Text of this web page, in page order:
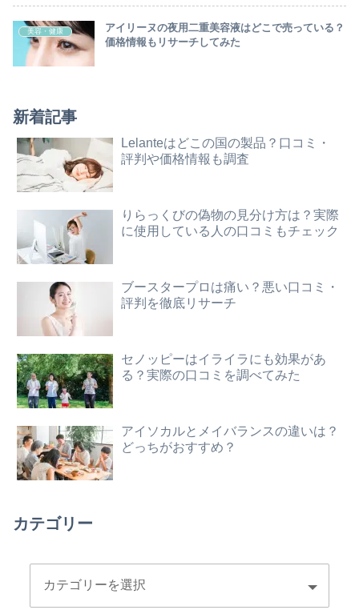
美容・健康
アイリーヌの夜用二重美容液はどこで売っている？
価格情報もリサーチしてみた
新着記事
Lelanteはどこの国の製品？口コミ・
評判や価格情報も調査
りらっくびの偽物の見分け方は？実際
に使用している人の口コミもチェック
ブースタープロは痛い？悪い口コミ・
評判を徹底リサーチ
セノッピーはイライラにも効果があ
る？実際の口コミを調べてみた
アイソカルとメイバランスの違いは？
どっちがおすすめ？
カテゴリー